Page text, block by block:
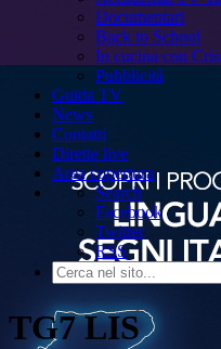
Documentari
Back to School
In cucina con
Pubblicità
Guida TV
News
Contatti
Dirette live
Area copertura
Search
Facebook
Twitter
RSS
TG7 LIS